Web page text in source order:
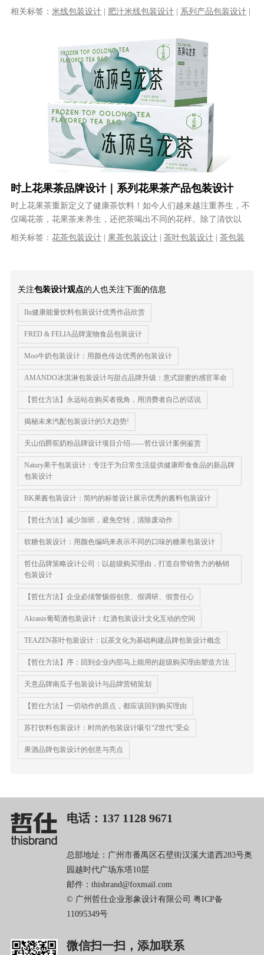
度参与江西五丰食品列产品的品牌......
相关标签：米线包装设计 肥汁米线包装设计 系列产品包装设计
时上花果茶品牌设计｜系列花果茶产品包装设计
时上花果茶重新定义了健康茶饮料！如今人们越来越注重养生，不
仅喝花茶，花果茶来养生，还把茶喝出不同的花样。除了清饮以
外，加入有益花草、果汁等调饮茶也深受......
相关标签：花茶包装设计 |果茶包装设计 |茶叶包装设计 |茶包装
关注包装设计观点的人也关注下面的信息
Ilu健康能量饮料包装设计优秀作品欣赏
FRED & FELIA品牌宠物食品包装设计
Moo牛奶包装设计：用颜色传达优秀的包装设计
AMANDO冰淇淋包装设计与甜点品牌升级：意式甜蜜的感官革命
【哲仕方法】永远站在购买者视角，用消费者自己的话说
揭秘未来汽配包装设计的5大趋势!
天山伯爵驼奶粉品牌设计项目介绍——哲仕设计案例鉴赏
Natury果干包装设计：专注于为日常生活提供健康即食食品的新品牌
包装设计
BK果酱包装设计：简约的标签设计展示优秀的酱料包装设计
【哲仕方法】减少加班，避免空转，清除废动作
软糖包装设计：用颜色编码来表示不同的口味的糖果包装设计
哲仕品牌策略设计公司：以超级购买理由，打造自带销售力的畅销
包装设计
【哲仕方法】企业必须警惕假创意、假调研、假责任心
Akranis葡萄酒包装设计：红酒包装设计文化互动的空间
TEAZEN茶叶包装设计：以茶文化为基础构建品牌包装设计概念
【哲仕方法】序：回到企业内部马上能用的超级购买理由塑造方法
天意品牌南瓜子包装设计与品牌营销策划
【哲仕方法】一切动作的原点，都应该回到购买理由
苏打饮料包装设计：时尚的包装设计吸引“Z世代”受众
果酒品牌包装设计的创意与亮点
电话：137 1128 9671
总部地址：广州市番禺区石壁街汉溪大道西283号奥
园越时代广场东塔10层
邮件：thisbrand@foxmail.com
© 广州哲仕企业形象设计有限公司 粤ICP备
11095349号
微信扫一扫，添加联系